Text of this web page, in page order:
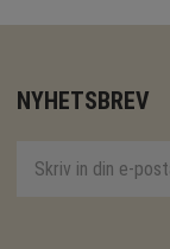
NYHETSBREV